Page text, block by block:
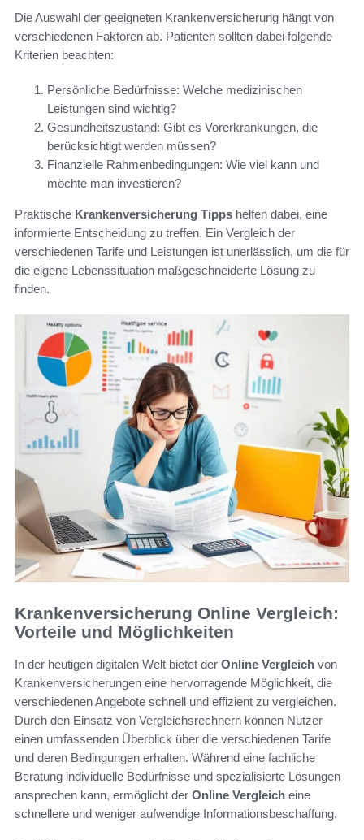
Die Auswahl der geeigneten Krankenversicherung hängt von
verschiedenen Faktoren ab. Patienten sollten dabei folgende
Kriterien beachten:
Persönliche Bedürfnisse: Welche medizinischen
Leistungen sind wichtig?
Gesundheitszustand: Gibt es Vorerkrankungen, die
berücksichtigt werden müssen?
Finanzielle Rahmenbedingungen: Wie viel kann und
möchte man investieren?
Praktische Krankenversicherung Tipps helfen dabei, eine
informierte Entscheidung zu treffen. Ein Vergleich der
verschiedenen Tarife und Leistungen ist unerlässlich, um die für
die eigene Lebenssituation maßgeschneiderte Lösung zu
finden.
Krankenversicherung Online Vergleich:
Vorteile und Möglichkeiten
In der heutigen digitalen Welt bietet der Online Vergleich von
Krankenversicherungen eine hervorragende Möglichkeit, die
verschiedenen Angebote schnell und effizient zu vergleichen.
Durch den Einsatz von Vergleichsrechnern können Nutzer
einen umfassenden Überblick über die verschiedenen Tarife
und deren Bedingungen erhalten. Während eine fachliche
Beratung individuelle Bedürfnisse und spezialisierte Lösungen
ansprechen kann, ermöglicht der Online Vergleich eine
schnellere und weniger aufwendige Informationsbeschaffung.